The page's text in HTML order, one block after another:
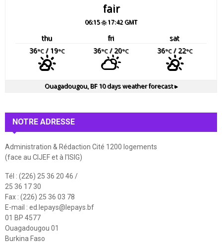
fair
06:15 17:42 GMT
thu fri
sat
36°C/ 19°C 36°C/ 20°C 36°C/ 22°C
Ouagadougou, BF10 days weather forecast ▸
NOTRE ADRESSE
Administration & Rédaction Cité 1200 logements
(face au CIJEF et à l'ISIG)
Tél : (226) 25 36 20 46 /
25 36 17 30
Fax : (226) 25 36 03 78
E-mail : ed.lepays@lepays.bf
01 BP 4577
Ouagadougou 01
Burkina Faso